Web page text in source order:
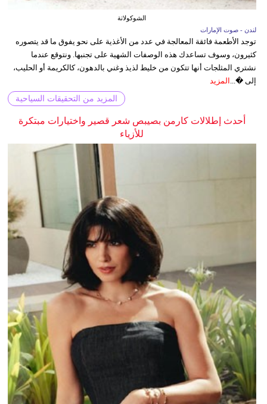
الشوكولاتة
لندن - صوت الإمارات
توجد الأطعمة فائقة المعالجة في عدد من الأغذية على نحو يفوق ما قد يتصوره
كثيرون، وسوف تساعدك هذه الوصفات الشهية على تجنبها. ونتوقع عندما
نشتري المثلجات أنها تتكون من خليط لذيذ وغني بالدهون، كالكريمة أو الحليب،
إلى �... المزيد
المزيد من التحقيقات السياحية
أحدث إطلالات كارمن بصيبص شعر قصير واختيارات مبتكرة
للأزياء